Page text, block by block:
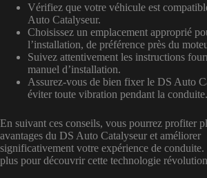
Vérifiez que votre véhicule est
Auto Catalyseur.
Choisissez un emplacement approprié
l’installation, de préférence près du
Suivez attentivement les instructions
manuel d’installation.
Assurez-vous de bien fixer le DS Auto
éviter toute vibration pendant la conduite.
En suivant ces conseils, vous pourrez profiter
avantages du DS Auto Catalyseur et améliorer
significativement votre expérience de conduite.
plus pour découvrir cette technologie